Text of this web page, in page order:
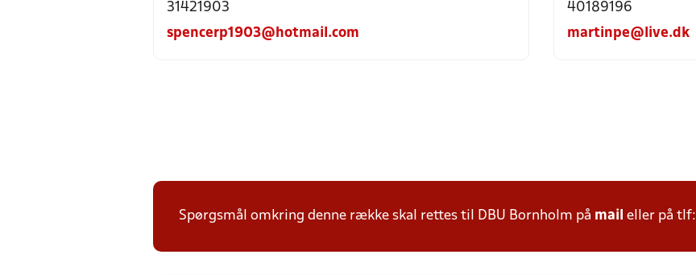
31421903
spencerp1903@hotmail.com
40189196
martinpe@live.dk
Spørgsmål omkring denne række skal rettes til DBU Bornholm på mail eller på tlf: